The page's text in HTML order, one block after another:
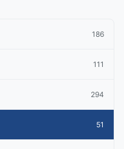
186
111
294
51